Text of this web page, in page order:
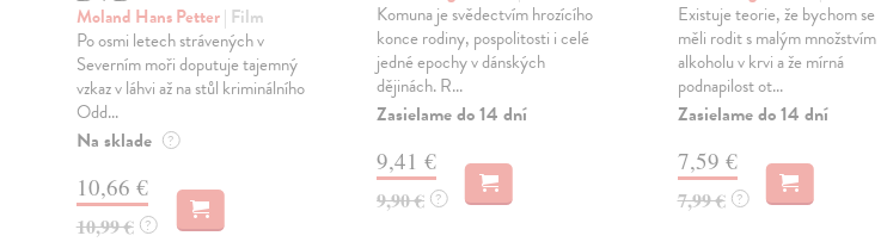
Moland Hans Petter| Film
Po osmi letech strávených v
Severním moři doputuje tajemný
vzkaz v láhvi až na stůl kriminálního
Odd...
Na sklade ?
10,66 €
10,99 € ?
Komuna je svědectvím hrozícího
konce rodiny, pospolitosti i celé
jedné epochy v dánských
dějinách. R...
Zasielame do 14 dní
9,41 €
9,90 € ?
Existuje teorie, že bychom se
měli rodit s malým množstvím
alkoholu v krvi a že mírná
podnapilost ot...
Zasielame do 14 dní
7,59 €
7,99 € ?